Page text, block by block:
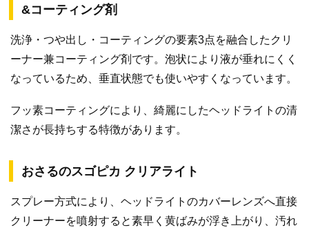
&コーティング剤
洗浄・つや出し・コーティングの要素3点を融合したクリ
ーナー兼コーティング剤です。泡状により液が垂れにくく
なっているため、垂直状態でも使いやすくなっています。
フッ素コーティングにより、綺麗にしたヘッドライトの清
潔さが長持ちする特徴があります。
おさるのスゴピカ クリアライト
スプレー方式により、ヘッドライトのカバーレンズへ直接
クリーナーを噴射すると素早く黄ばみが浮き上がり、汚れ